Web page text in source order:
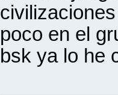
poco en el
bsk ya lo he